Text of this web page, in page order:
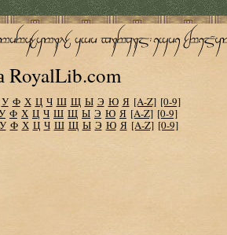
RoyalLib.com
У Ф Х Ц Ч Ш Щ Ы Э Ю Я [A-Z] [0-9]
Ф Х Ц Ч Ш Щ Ы Э Ю Я [A-Z] [0-9]
У Ф Х Ц Ч Ш Щ Ы Э Ю Я [A-Z] [0-9]